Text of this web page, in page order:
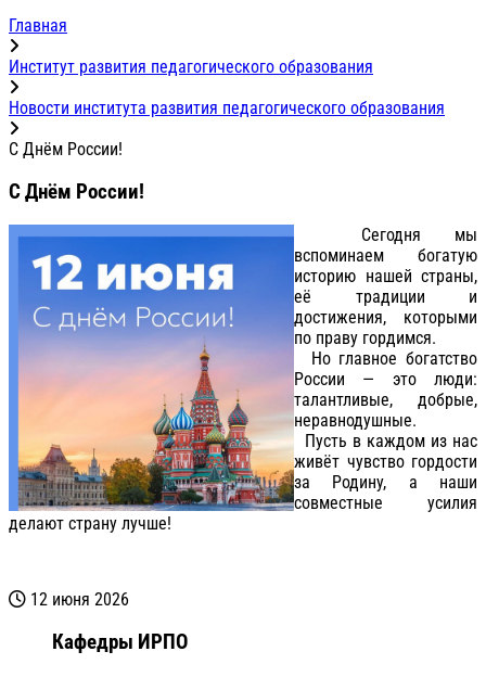
Главная
Институт развития педагогического образования
Новости института развития педагогического образования
C Днём России!
C Днём России!
Сегодня мы
вспоминаем богатую
историю нашей страны,
её традиции и
достижения, которыми
по праву гордимся.
Но главное богатство
России — это люди:
талантливые, добрые,
неравнодушные.
Пусть в каждом из нас
живёт чувство гордости
за Родину, а наши
совместные усилия
делают страну лучше!
12 июня 2026
Кафедры ИРПО